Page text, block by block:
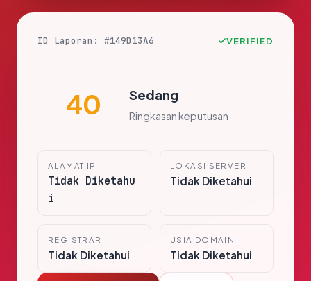
ID Laporan: #149D13A6 VERIFIED
40 Sedang
Ringkasan keputusan
ALAMAT IP
Tidak Diketahu
i
LOKASI SERVER
Tidak Diketahui
REGISTRAR
Tidak Diketahui
USIA DOMAIN
Tidak Diketahui